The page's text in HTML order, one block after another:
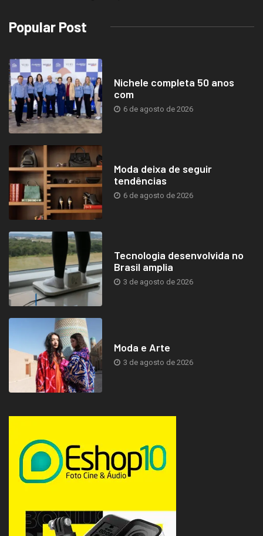
Popular Post
Nichele completa 50 anos
com
6 de agosto de 2026
Moda deixa de seguir
tendências
6 de agosto de 2026
Tecnologia desenvolvida no
Brasil amplia
3 de agosto de 2026
Moda e Arte
3 de agosto de 2026